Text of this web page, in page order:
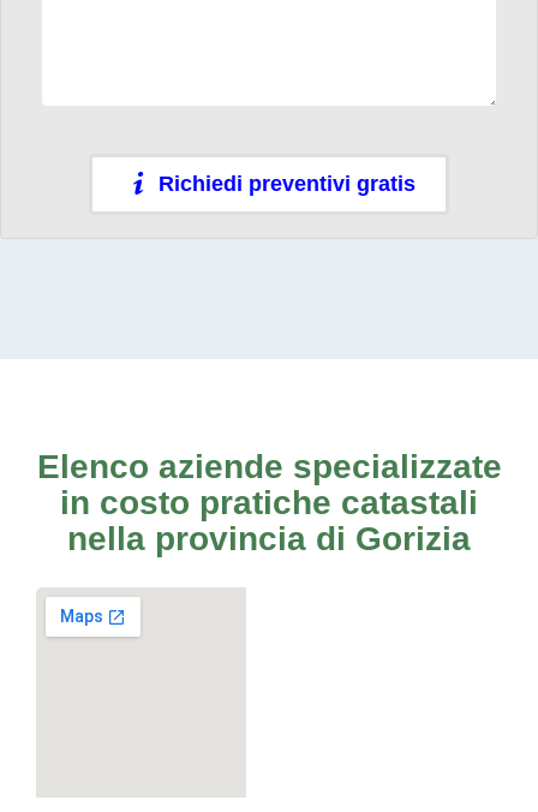
Richiedi preventivi gratis
Elenco aziende specializzate
in costo pratiche catastali
nella provincia di Gorizia